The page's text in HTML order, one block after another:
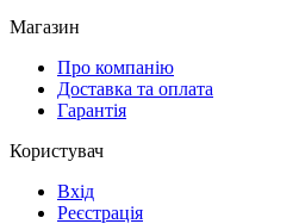
Магазин
Про компанію
Доставка та оплата
Гарантія
Користувач
Вхід
Реєстрація